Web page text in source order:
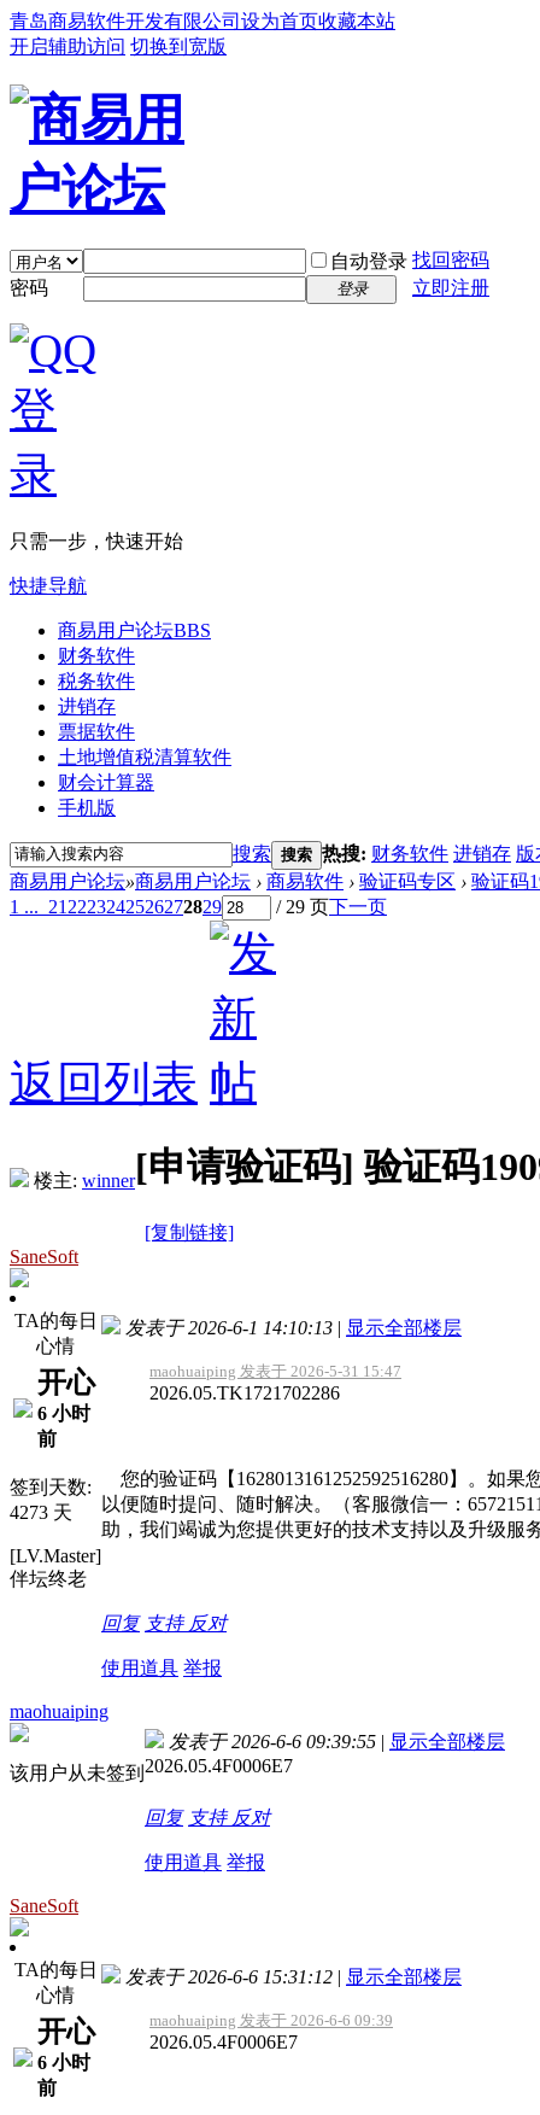
青岛商易软件开发有限公司 设为首页收藏本站
开启辅助访问 切换到宽版
自动登录 找回密码
密码
登录 立即注册
只需一步，快速开始
快捷导航
商易用户论坛BBS
财务软件
税务软件
进销存
票据软件
土地增值税清算软件
财会计算器
手机版
搜索 搜索 热搜: 财务软件 进销存 版
商易用户论坛»商易用户论坛 › 商易软件 › 验证码专区 › 验证码
1 ... 21 2223242526272829 / 29 页下一页
返回列表
楼主: winner[申请验证码] 验证码
[复制链接]
SaneSoft
TA的每日
心情
开心
6 小时
前
签到天数:
4273 天
[LV.Master]
伴坛终老
发表于 2026-6-1 14:10:13 | 显示全部楼层
maohuaiping 发表于 2026-5-31 15:47
2026.05.TK1721702286
您的验证码【1628013161252592516280】。如
以便随时提问、随时解决。（客服微信一：
助，我们竭诚为您提供更好的技术支持以及升级服
回复 支持 反对
使用道具 举报
maohuaiping
该用户从未签到
发表于 2026-6-6 09:39:55 | 显示全部楼层
2026.05.4F0006E7
回复 支持 反对
使用道具 举报
SaneSoft
TA的每日
心情
开心
6 小时
前
发表于 2026-6-6 15:31:12 | 显示全部楼层
maohuaiping 发表于 2026-6-6 09:39
2026.05.4F0006E7